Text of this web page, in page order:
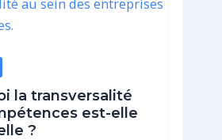
la transversalité
est-elle
?